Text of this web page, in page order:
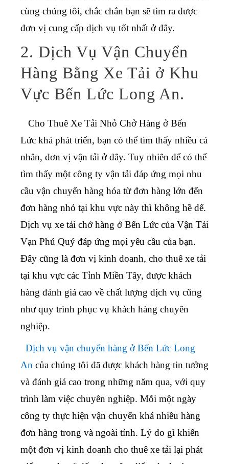
cùng chúng tôi, chắc chắn bạn sẽ tìm ra được
đơn vị cung cấp dịch vụ tốt nhất ở đây.
2. Dịch Vụ Vận Chuyển
Hàng Bằng Xe Tải ở Khu
Vực Bến Lức Long An.
Cho Thuê Xe Tải Nhỏ Chở Hàng ở Bến
Lức khá phát triển, bạn có thể tìm thấy nhiều cá
nhân, đơn vị vận tải ở đây. Tuy nhiên để có thể
tìm thấy một công ty vận tải đáp ứng mọi nhu
cầu vận chuyển hàng hóa từ đơn hàng lớn đến
đơn hàng nhỏ tại khu vực này thì không hề dể.
Dịch vụ xe tải chở hàng ở Bến Lức của Vận Tải
Vạn Phú Quý đáp ứng mọi yêu cầu của bạn.
Đây cũng là đơn vị kinh doanh, cho thuê xe tải
tại khu vực các Tỉnh Miền Tây, được khách
hàng đánh giá cao về chất lượng dịch vụ cũng
như quy trình phục vụ khách hàng chuyên
nghiệp.
Dịch vụ vận chuyển hàng ở Bến Lức Long
An của chúng tôi đã được khách hàng tin tưởng
và đánh giá cao trong những năm qua, với quy
trình làm việc chuyên nghiệp. Mỗi một ngày
công ty thực hiện vận chuyển khá nhiều hàng
đơn hàng trong và ngoài tỉnh. Lý do gì khiến
một đơn vị kinh doanh cho thuê xe tải lại phát